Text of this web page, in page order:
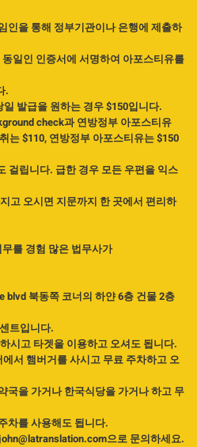
인을 통해 정부기관이나 은행에 제출하
일인 인증서에 서명하여 아포스티유를
.
발급을 원하는 경우 $150입니다.
check과 연방정부 아포스티유
는 $110, 연방정부 아포스티유는 $150
걸립니다. 급한 경우 모든 우편을 익스
고 오시면 지문까지 한 곳에서 편리하
를 경험 많은 법무사가
blvd 북동쪽 코너의 하얀 6층 건물 2층
트입니다.
시고 타겟을 이용하고 오셔도 됩니다.
서 햄버거를 사시고 무료 주차하고 오
국을 가거나 한국식당을 가거나 하고 무
차를 사용해도 됩니다.
으로 문의하세요.